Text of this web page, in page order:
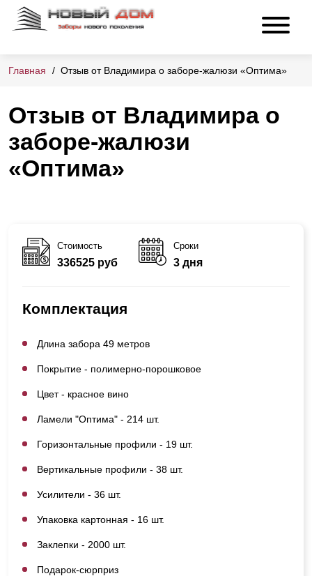
Главная Отзыв от Владимира о заборе-жалюзи «Оптима»
Отзыв от Владимира о
заборе-жалюзи
«Оптима»
Стоимость
336525 руб
Сроки
3 дня
Комплектация
Длина забора 49 метров
Покрытие - полимерно-порошковое
Цвет - красное вино
Ламели "Оптима" - 214 шт.
Горизонтальные профили - 19 шт.
Вертикальные профили - 38 шт.
Усилители - 36 шт.
Упаковка картонная - 16 шт.
Заклепки - 2000 шт.
Подарок-сюрприз